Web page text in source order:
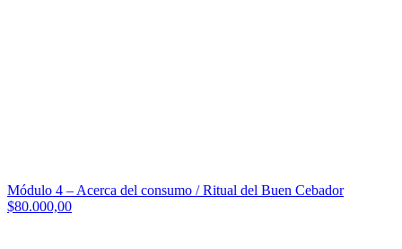
Módulo 4 – Acerca del consumo / Ritual del Buen Cebador
$80.000,00